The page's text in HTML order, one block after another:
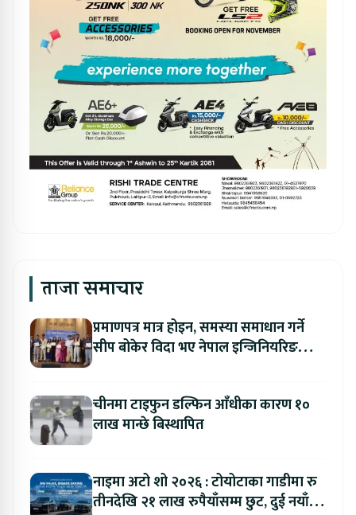
ताजा समाचार
प्रमाणपत्र मात्र होइन, समस्या समाधान गर्ने
सीप बोकेर विदा भए नेपाल इन्जिनियरिङ
चीनमा टाइफुन डल्फिन आँधीका कारण १०
लाख मान्छे बिस्थापित
नाइमा अटो शो २०२६ : टोयोटाका गाडीमा रु
तीनदेखि २१ लाख रुपैयाँसम्म छुट, दुई नयाँ